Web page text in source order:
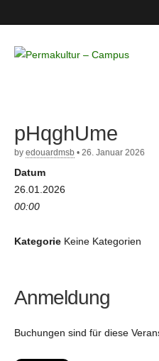
– Campus
pHqghUme
by edouardmsb • 26. Januar 2026
Datum
26.01.2026
00:00
Kategorie Keine Kategorien
Anmeldung
Buchungen sind für diese